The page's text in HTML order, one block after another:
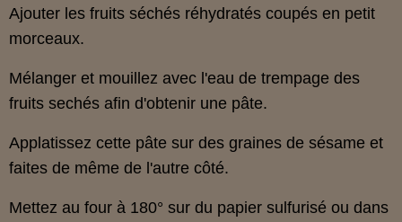
Ajouter les fruits séchés réhydratés coupés en petit
morceaux.
Mélanger et mouillez avec l'eau de trempage des
fruits sechés afin d'obtenir une pâte.
Applatissez cette pâte sur des graines de sésame et
faites de même de l'autre côté.
Mettez au four à 180° sur du papier sulfurisé ou dans